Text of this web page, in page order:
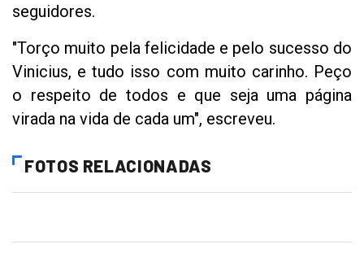
seguidores.
"Torço muito pela felicidade e pelo sucesso do
Vinicius, e tudo isso com muito carinho. Peço
o respeito de todos e que seja uma página
virada na vida de cada um", escreveu.
FOTOS RELACIONADAS